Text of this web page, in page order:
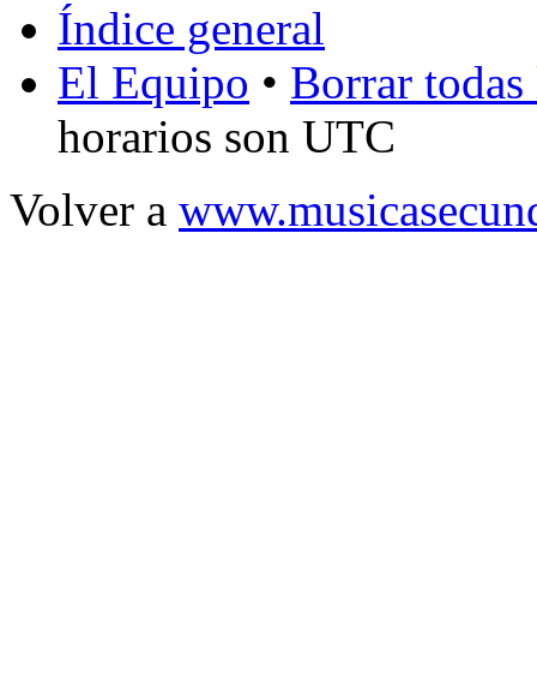
Índice general
El Equipo • Borrar
horarios son UTC
Volver a